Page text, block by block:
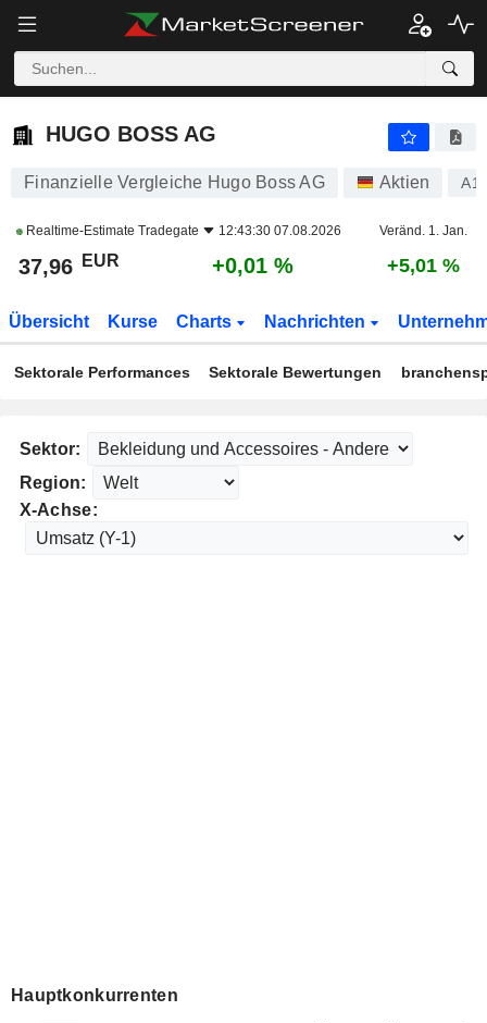
HUGO BOSS AG
HUGO BOSS AG
Finanzielle Vergleiche Hugo Boss AG Aktien
Realtime-Estimate Tradegate 12:43:30 07.08.2026 Veränd. 1. Jan.
37,96 EUR +0,01 % +5,01 %
Übersicht Kurse Charts Nachrichten
Sektorale Performances Sektorale Bewertungen
Sektor:
Region:
X-Achse:
Hauptkonkurrenten